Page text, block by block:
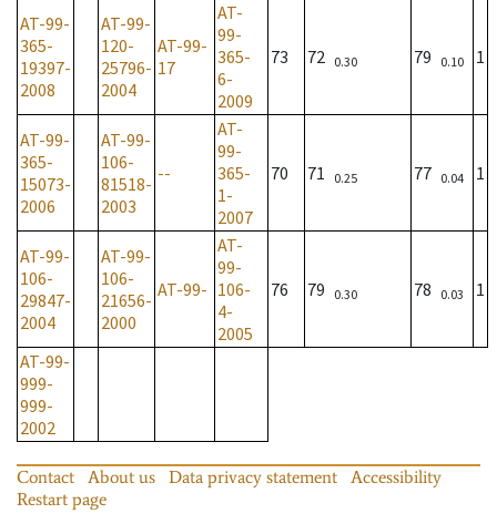
AT-99-
365-
19397-
2008
AT-99-
120-
25796-
2004
AT-99-
17
AT-
99-
365-
6-
2009
73 72 0.30 79 0.10 1
AT-99-
365-
15073-
2006
AT-99-
106-
81518-
2003
--
AT-
99-
365-
1-
2007
70 71 0.25 77 0.04 1
AT-99-
106-
29847-
2004
AT-99-
106-
21656-
2000
AT-99-
AT-
99-
106-
4-
2005
76 79 0.30 78 0.03 1
AT-99-
999-
999-
2002
Contact About us Data privacy statement
Accessibility
Restart page